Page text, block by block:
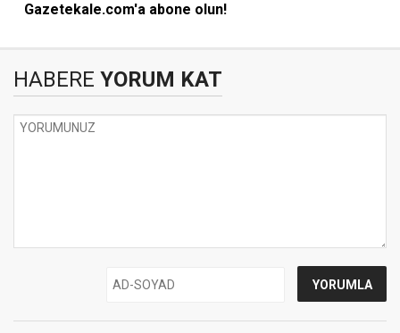
Gazetekale.com'a abone olun!
HABERE YORUM KAT